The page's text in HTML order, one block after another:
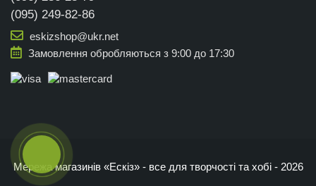
(095) 249-82-86
eskizshop@ukr.net
Замовлення обробляються з 9:00 до 17:30
Мережа магазинів «Ескіз» - все для творчості та хобі - 2026